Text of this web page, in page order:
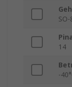
SO-
14
-